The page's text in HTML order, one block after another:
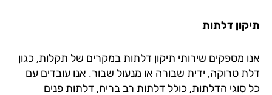
דלתות
מספקים שירותי תיקון דלתות במקרים של תקלות, כגון
טרוקה, ידית שבורה או מנעול שבור. אנו עובדים עם
סוגי הדלתות, כולל דלתות רב בריח, דלתות פנים